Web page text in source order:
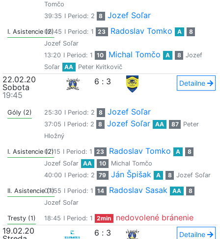
Tomčo
39:35 I Period: 2 8 Jozef Soľar
I. Asistencie (2)06:45 I Period: 1 23 Radoslav Tomko A
8
Jozef Soľar
13:20 I Period: 1 10 Michal Tomčo A 8
Jozef
Soľar
AA Peter Kvitkovič
22.02.20
Sobota
19:45
6 : 3 Detailne
Góly (2) 25:30 I Period: 2 8 Jozef Soľar
37:05 I Period: 2 8 Jozef Soľar AA 87
Peter
Hložný
I. Asistencie (2)
07:15 I Period: 1 23 Radoslav Tomko A
8
Jozef Soľar
AA 10
Michal Tomčo
40:00 I Period: 2 79 Ján Špišak A 8 Jozef Soľar
II. Asistencie (1)
07:55 I Period: 1 14 Radoslav Sasak AA
8
Jozef Soľar
Tresty (1) 18:45 I Period: 1 2min
nedovolené bránenie
19.02.20
6 : 3 Detailne